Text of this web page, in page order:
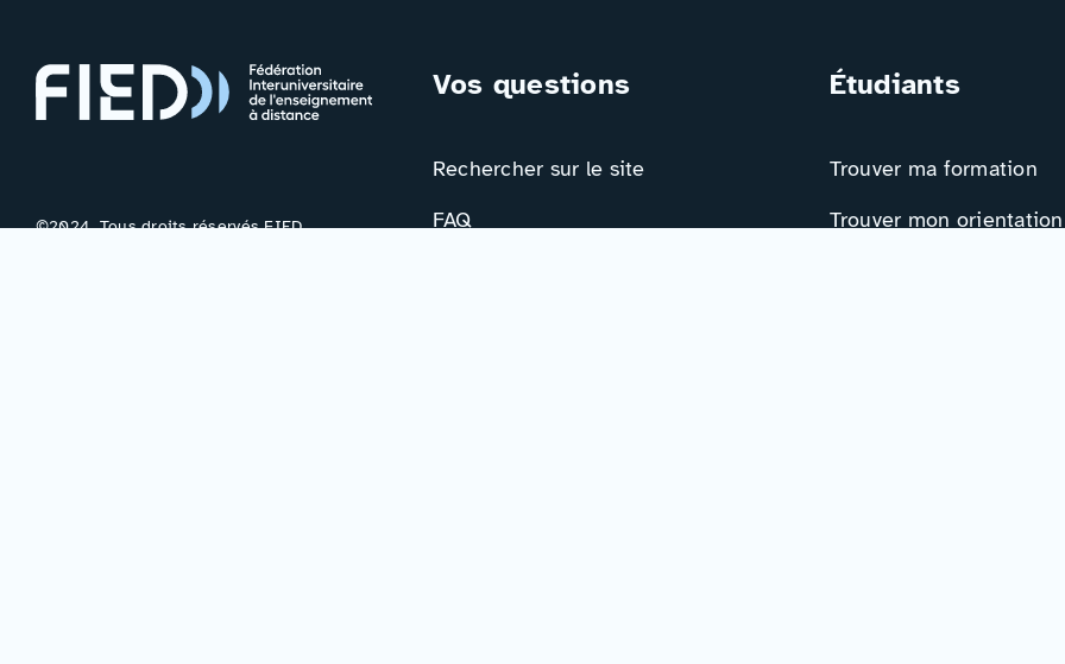
©2024. Tous droits réservés FIED.
Vos questions
Rechercher sur le site
FAQ
Étudiants
Trouver ma formation
Trouver mon orientation